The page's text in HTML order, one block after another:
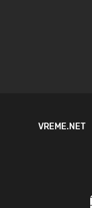
VREME.NET